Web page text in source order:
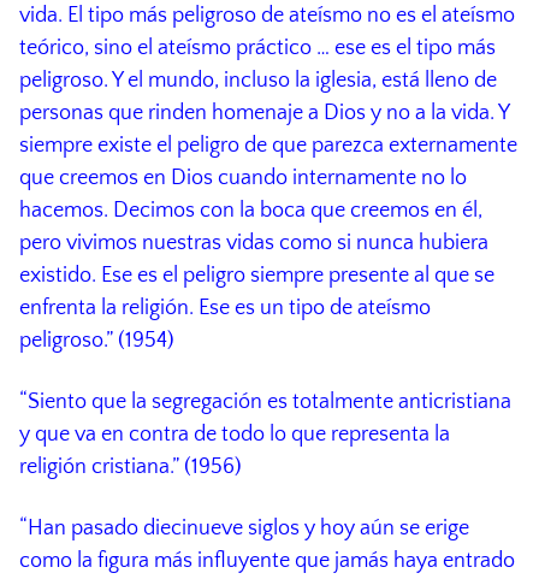
vida. El tipo más peligroso de ateísmo no es el ateísmo
teórico, sino el ateísmo práctico … ese es el tipo más
peligroso. Y el mundo, incluso la iglesia, está lleno de
personas que rinden homenaje a Dios y no a la vida. Y
siempre existe el peligro de que parezca externamente
que creemos en Dios cuando internamente no lo
hacemos. Decimos con la boca que creemos en él,
pero vivimos nuestras vidas como si nunca hubiera
existido. Ese es el peligro siempre presente al que se
enfrenta la religión. Ese es un tipo de ateísmo
peligroso.” (1954)
“Siento que la segregación es totalmente anticristiana
y que va en contra de todo lo que representa la
religión cristiana.” (1956)
“Han pasado diecinueve siglos y hoy aún se erige
como la figura más influyente que jamás haya entrado